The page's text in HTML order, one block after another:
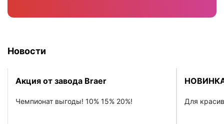
Новости
Акция от завода Braer
Чемпионат выгоды! 10% 15% 20%! Для